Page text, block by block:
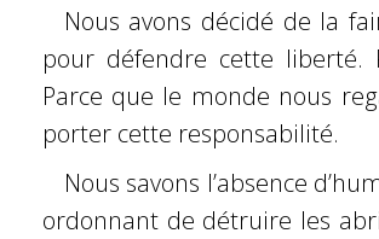
Nous avons décidé de la
pour défendre cette liberté.
Parce que le monde nous
porter cette responsabilité.
Nous savons l’absence
ordonnant de détruire les